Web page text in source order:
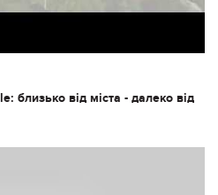
близько від міста - далеко від